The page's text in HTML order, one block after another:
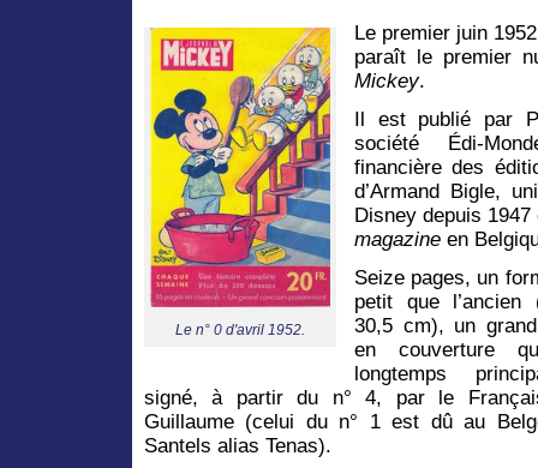
Le n° 0 d'avril 1952.
Le premier juin
paraît le premier
Mickey.
Il est publié par
société Édi-
financière des
d’Armand Bigle,
Disney depuis
magazine en
Seize pages, un
petit que l’ancien
30,5 cm), un
en couverture
longtemps
signé, à partir du n° 4, par le
Guillaume (celui du n° 1 est dû au
Santels alias Tenas).